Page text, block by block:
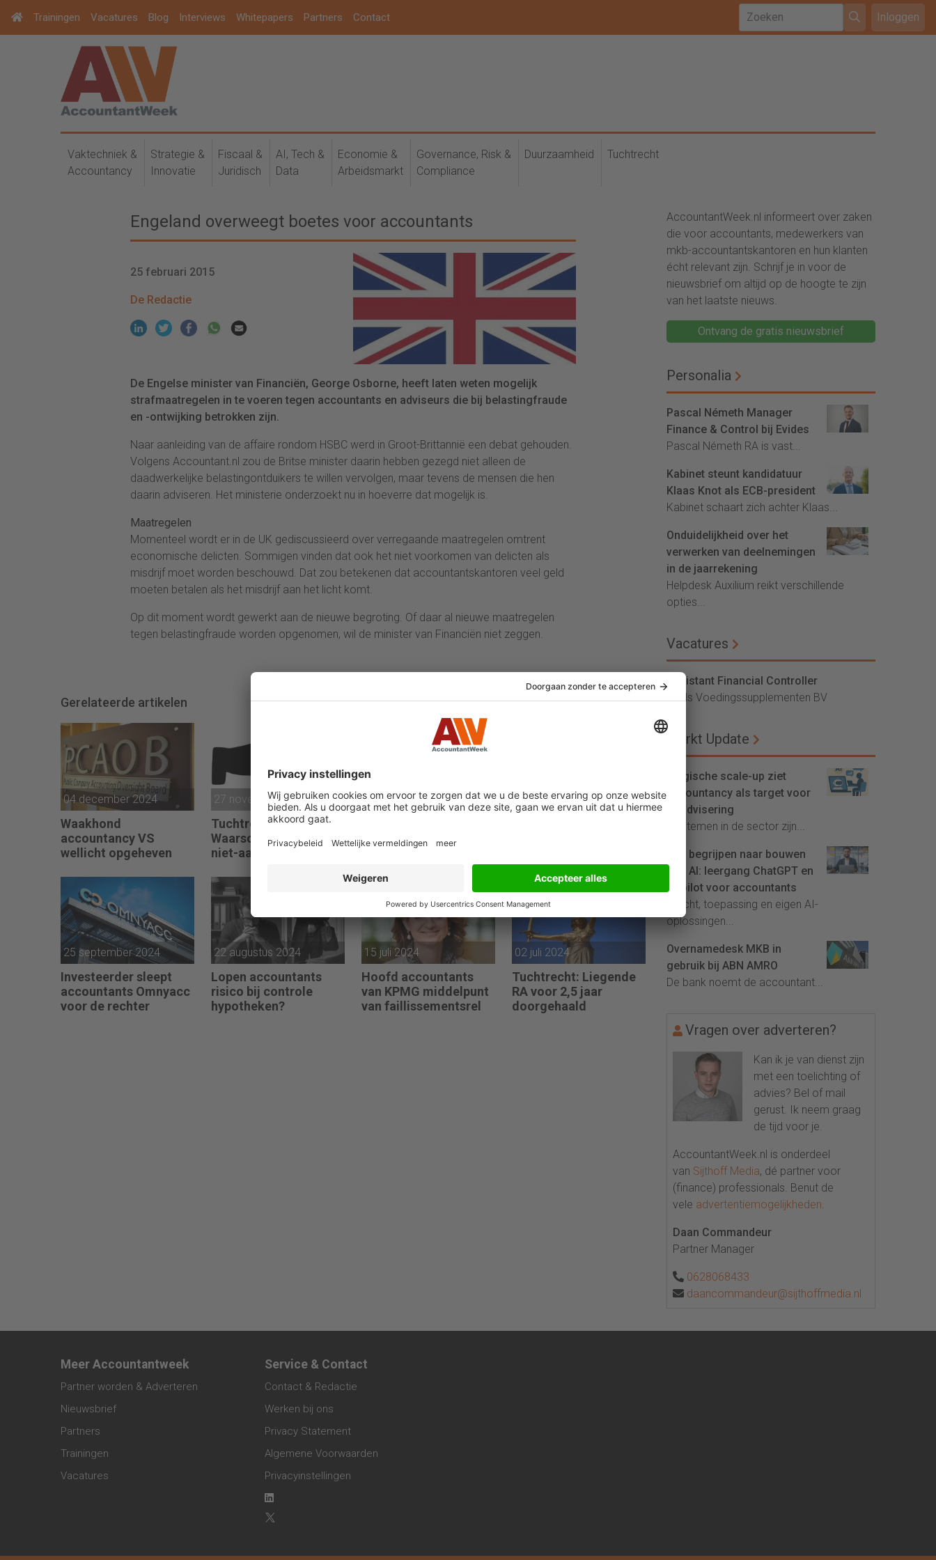
Trainingen Vacatures Blog Interviews Whitepapers Partners Contact Inloggen
Vaktechniek &
Accountancy
Strategie &
Innovatie
Fiscaal &
Juridisch
AI, Tech &
Data
Economie &
Arbeidsmarkt
Governance, Risk &
Compliance
Duurzaamheid Tuchtrecht
Engeland overweegt boetes voor accountants
25 februari 2015
De Redactie
De Engelse minister van Financiën, George Osborne, heeft laten weten mogelijk
strafmaatregelen in te voeren tegen accountants en adviseurs die bij belastingfraude
en -ontwijking betrokken zijn.
Naar aanleiding van de affaire rondom HSBC werd in Groot-Brittannië een debat gehouden.
Volgens Accountant.nl zou de Britse minister daarin hebben gezegd niet alleen de
daadwerkelijke belastingontduikers te willen vervolgen, maar tevens de mensen die hen
daarin adviseren. Het ministerie onderzoekt nu in hoeverre dat mogelijk is.
Maatregelen
Momenteel wordt er in de UK gediscussieerd over verregaande maatregelen omtrent
economische delicten. Sommigen vinden dat ook het niet voorkomen van delicten als
misdrijf moet worden beschouwd. Dat zou betekenen dat accountantskantoren veel geld
moeten betalen als het misdrijf aan het licht komt.
Op dit moment wordt gewerkt aan de nieuwe begroting. Of daar al nieuwe maatregelen
tegen belastingfraude worden opgenomen, wil de minister van Financiën niet zeggen.
Gerelateerde artikelen
04 december 2024
Waakhond
accountancy VS
wellicht opgeheven
27 november 2024
Tuchtrecht:
Waarschuwing wegens
niet-aanmerken
‘significante
aangelegenheid’
31 oktober 2024
Deloitte nu ook
toetsfraude bij EY
12 oktober 2024
25 september 2024
Investeerder sleept
accountants Omnyacc
voor de rechter
22 augustus 2024
Lopen accountants
risico bij controle
hypotheken?
15 juli 2024
Hoofd accountants
van KPMG middelpunt
van faillissementsrel
02 juli 2024
Tuchtrecht: Liegende
RA voor 2,5 jaar
doorgehaald
AccountantWeek.nl informeert over zaken
die voor accountants, medewerkers van
mkb-accountantskantoren en hun klanten
écht relevant zijn. Schrijf je in voor de
nieuwsbrief om altijd op de hoogte te zijn
van het laatste nieuws.
Ontvang de gratis nieuwsbrief
Personalia
Pascal Németh Manager
Finance & Control bij Evides
Pascal Németh RA is vast...
Kabinet steunt kandidatuur
Klaas Knot als ECB-president
Kabinet schaart zich achter Klaas...
Onduidelijkheid over het
verwerken van deelnemingen
in de jaarrekening
Helpdesk Auxilium reikt verschillende
opties...
Vacatures
Assistant Financial Controller
Vitals Voedingssupplementen BV
Markt Update
Belgische scale-up ziet
accountancy als target voor
AI-advisering
'Systemen in de sector zijn...
Van begrijpen naar bouwen
met AI: leergang ChatGPT en
Copilot voor accountants
Inzicht, toepassing en eigen AI-
oplossingen...
Overnamedesk MKB in
gebruik bij ABN AMRO
De bank noemt de accountant...
Vragen over adverteren?
Kan ik je van dienst zijn
met een toelichting of
advies? Bel of mail
gerust. Ik neem graag
de tijd voor je.
AccountantWeek.nl is onderdeel
van Sijthoff Media, dé partner voor
(finance) professionals. Benut de
vele advertentiemogelijkheden.
Daan Commandeur
Partner Manager
0628068433
daancommandeur@sijthoffmedia.nl
Meer Accountantweek
Partner worden & Adverteren
Nieuwsbrief
Partners
Trainingen
Vacatures
Service & Contact
Contact & Redactie
Werken bij ons
Privacy Statement
Algemene Voorwaarden
Privacyinstellingen